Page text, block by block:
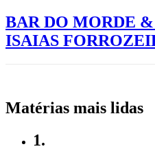
BAR DO MORDE &
ISAIAS
Matérias mais lidas
1.